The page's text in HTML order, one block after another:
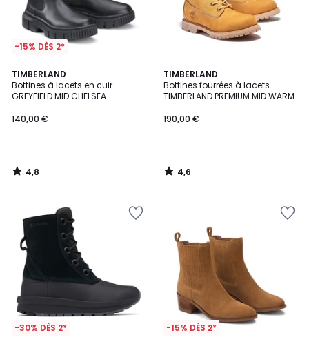
-15% DÈS 2*
TIMBERLAND
Bottines à lacets en cuir
GREYFIELD MID CHELSEA
140,00 €
4,8
/ 5
4,8
/
TIMBERLAND
Bottines fourrées à lacets
TIMBERLAND PREMIUM MID WARM
190,00 €
4,6
/ 5
4,6
/
-30% DÈS 2* -15% DÈS 2*